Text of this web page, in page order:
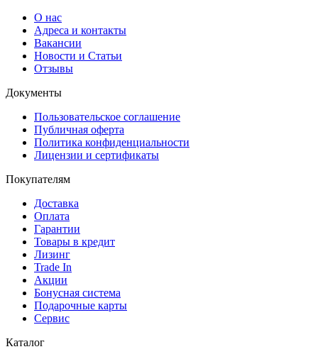
О нас
Адреса и контакты
Вакансии
Новости и Статьи
Отзывы
Документы
Пользовательское соглашение
Публичная оферта
Политика конфиденциальности
Лицензии и сертификаты
Покупателям
Доставка
Оплата
Гарантии
Товары в кредит
Лизинг
Trade In
Акции
Бонусная система
Подарочные карты
Сервис
Каталог